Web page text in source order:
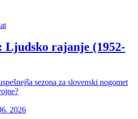
rajanje (1952-
sezona za slovenski nogomet
2026